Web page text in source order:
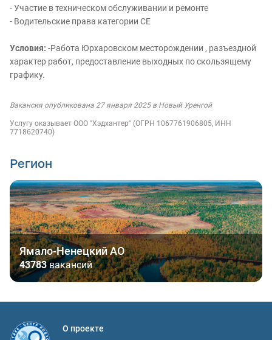
- Участие в техническом обслуживании и ремонте
- Водительские права категории СЕ
Условия: -Работа Юрхаровском месторождении , разъездной
характер работ, предоставление выходных по скользящему
графику.
Вакансия опубликована 27 января 2025 в Новый Уренгой
Услугу оказывает ООО "Хэдхантер" (ОГРН 1067761906805, ИНН
7718620740)
Регион
Ямало-Ненецкий АО
43783вакансий
О проекте